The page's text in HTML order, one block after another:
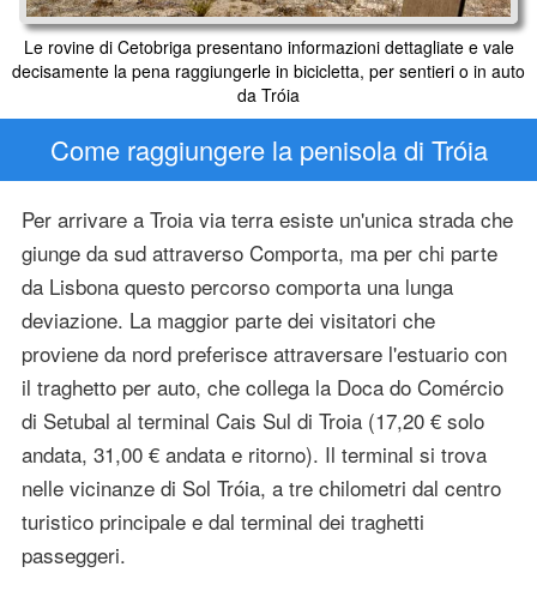
Le rovine di Cetobriga presentano informazioni dettagliate e vale
decisamente la pena raggiungerle in bicicletta, per sentieri o in auto
da Tróia
Come raggiungere la penisola di Tróia
Per arrivare a Troia via terra esiste un'unica strada che
giunge da sud attraverso Comporta, ma per chi parte
da Lisbona questo percorso comporta una lunga
deviazione. La maggior parte dei visitatori che
proviene da nord preferisce attraversare l'estuario con
il traghetto per auto, che collega la Doca do Comércio
di Setubal al terminal Cais Sul di Troia (17,20 € solo
andata, 31,00 € andata e ritorno). Il terminal si trova
nelle vicinanze di Sol Tróia, a tre chilometri dal centro
turistico principale e dal terminal dei traghetti
passeggeri.